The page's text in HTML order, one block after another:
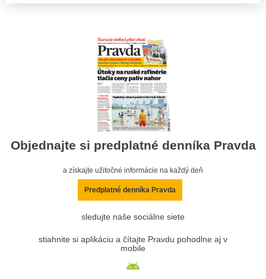
Objednajte si predplatné denníka Pravda
a získajte užitočné informácie na každý deň
Predplatné denníka Pravda
sledujte naše sociálne siete
stiahnite si aplikáciu a čítajte Pravdu pohodlne aj v
mobile